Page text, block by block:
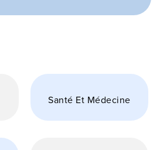
Santé Et Médecine